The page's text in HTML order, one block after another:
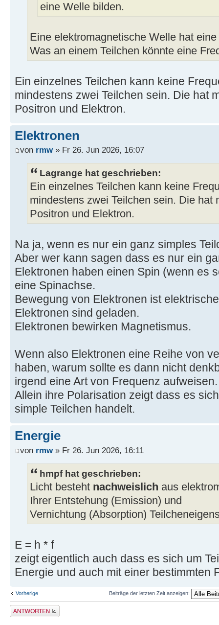
eine Welle bilden.
Eine elektromagnetische Welle hat
Was an einem Teilchen könnte eine
Ein einzelnes Teilchen kann keine
mindestens zwei Teilchen sein. Die hat
Positron und Elektron.
Elektronen
von rmw» Fr 26. Jun 2026, 16:07
Lagrange hat geschrieben:
Ein einzelnes Teilchen kann keine
mindestens zwei Teilchen sein. Die hat
Positron und Elektron.
Na ja, wenn es nur ein ganz simples
Aber wer kann sagen dass es nur ein
Elektronen haben einen Spin (wenn es
eine Spinachse.
Bewegung von Elektronen ist
Elektronen sind geladen.
Elektronen bewirken Magnetismus.
Wenn also Elektronen eine Reihe von
haben, warum sollte es dann nicht
irgend eine Art von Frequenz aufweisen.
Allein ihre Polarisation zeigt dass es
simple Teilchen handelt.
Energie
von rmw» Fr 26. Jun 2026, 16:11
hmpf hat geschrieben:
Licht besteht nachweislich aus
Ihrer Entstehung (Emission) und
Vernichtung (Absorption)
E = h * f
zeigt eigentlich auch dass es sich um
Energie und auch mit einer bestimmten
Vorherige Beiträge der letzten Zeit anzeigen:
Antwort erstellen